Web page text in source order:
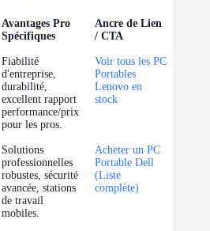
Avantages Pro
Spécifiques
Ancre de Lien
/ CTA
Avantages Pro
Spécifiques
Ancre de Lien
/ CTA
Fiabilité
d'entreprise,
durabilité,
excellent rapport
performance/prix
pour les pros.
Voir tous les PC
Portables
Lenovo en
stock
Solutions
professionnelles
robustes, sécurité
avancée, stations
de travail
mobiles.
Acheter un PC
Portable Dell
(Liste
complète)